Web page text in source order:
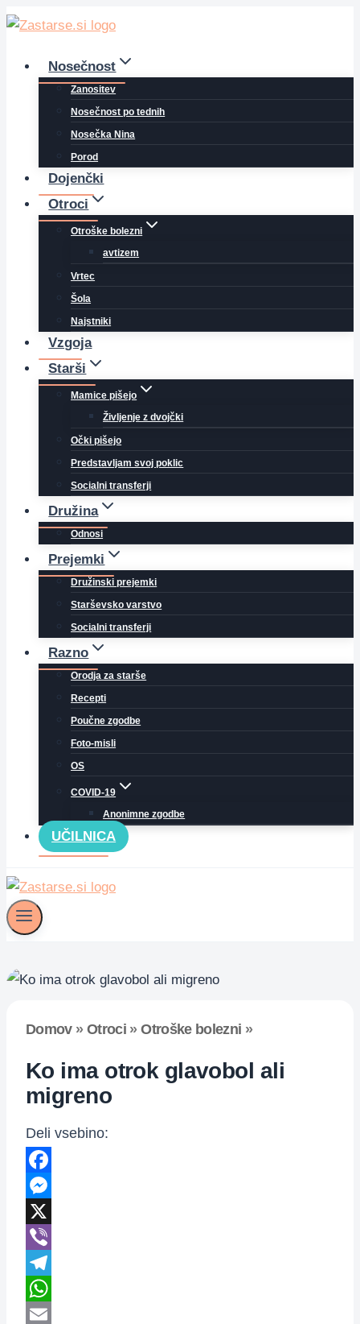
Skip
contentNosečnost
Zanositev
Nosečnost po tednih
Nosečka Nina
Porod
Dojenčki
Otroci
Otroške bolezni
avtizem
Vrtec
Šola
Najstniki
Vzgoja
Starši
Mamice pišejo
Življenje z dvojčki
Očki pišejo
Predstavljam svoj poklic
Socialni transferji
Družina
Odnosi
Prejemki
Družinski prejemki
Starševsko varstvo
Socialni transferji
Razno
Orodja za starše
Recepti
Poučne zgodbe
Foto-misli
OS
COVID-19
Anonimne zgodbe
UČILNICA
Domov» Otroci »Otroške bolezni »
Ko ima otrok glavobol ali
migreno
Deli vsebino:
Facebook
Messenger
X
Viber
Telegram
WhatsApp